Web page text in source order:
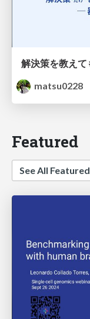
matsu0228
Featured
See All Featured